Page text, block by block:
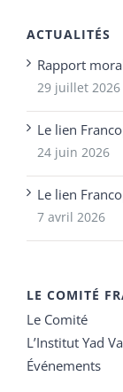
ACTUALITÉS
Rapport
29 juillet 2026
Le lien
24 juin 2026
Le lien
7 avril 2026
LE COMITÉ
Le Comité
L’Institut Yad
Événements